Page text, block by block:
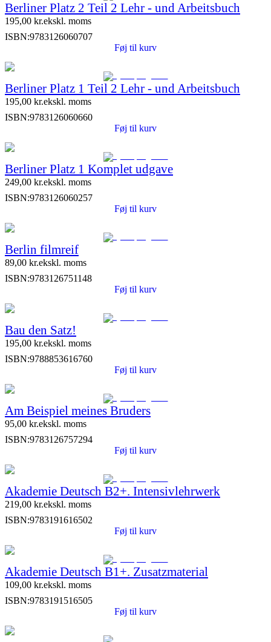
Berliner Platz 2 Teil 2 Lehr - und Arbeitsbuch
195,00 kr.ekskl. moms
ISBN:9783126060707
Føj til kurv
Berliner Platz 1 Teil 2 Lehr - und Arbeitsbuch
195,00 kr.ekskl. moms
ISBN:9783126060660
Føj til kurv
Berliner Platz 1 Komplet udgave
249,00 kr.ekskl. moms
ISBN:9783126060257
Føj til kurv
Berlin filmreif
89,00 kr.ekskl. moms
ISBN:9783126751148
Føj til kurv
Bau den Satz!
195,00 kr.ekskl. moms
ISBN:9788853616760
Føj til kurv
Am Beispiel meines Bruders
95,00 kr.ekskl. moms
ISBN:9783126757294
Føj til kurv
Akademie Deutsch B2+. Intensivlehrwerk
219,00 kr.ekskl. moms
ISBN:9783191616502
Føj til kurv
Akademie Deutsch B1+. Zusatzmaterial
109,00 kr.ekskl. moms
ISBN:9783191516505
Føj til kurv